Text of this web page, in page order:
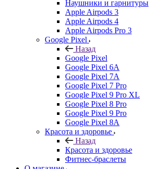
Наушники и гарнитуры
Apple Airpods 3
Apple Airpods 4
Apple Airpods Pro 3
Google Pixel
Назад
Google Pixel
Google Pixel 6A
Google Pixel 7А
Google Pixel 7 Pro
Google Pixel 9 Pro XL
Google Pixel 8 Pro
Google Pixel 9 Pro
Google Pixel 8A
Красота и здоровье
Назад
Красота и здоровье
Фитнес-браслеты